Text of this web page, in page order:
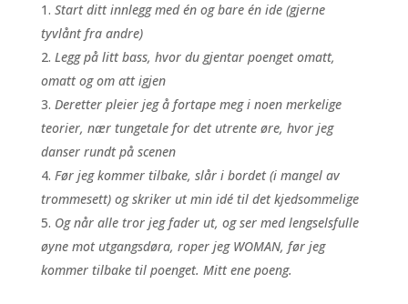
Start ditt innlegg med én og bare én ide (gjerne
tyvlånt fra andre)
Legg på litt bass, hvor du gjentar poenget omatt,
omatt og om att igjen
Deretter pleier jeg å fortape meg i noen merkelige
teorier, nær tungetale for det utrente øre, hvor jeg
danser rundt på scenen
Før jeg kommer tilbake, slår i bordet (i mangel av
trommesett) og skriker ut min idé til det kjedsommelige
Og når alle tror jeg fader ut, og ser med lengselsfulle
øyne mot utgangsdøra, roper jeg WOMAN, før jeg
kommer tilbake til poenget. Mitt ene poeng.